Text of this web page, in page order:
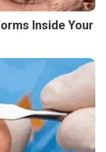
Inside Your